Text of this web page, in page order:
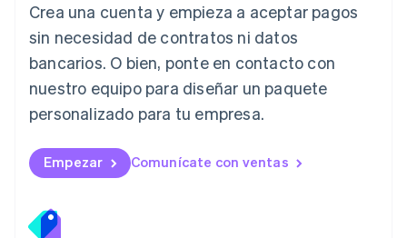
Crea una cuenta y empieza a aceptar pagos
sin necesidad de contratos ni datos
bancarios. O bien, ponte en contacto con
nuestro equipo para diseñar un paquete
personalizado para tu empresa.
Empezar Comunícate con ventas
Deutsch English
Lituania
English
Luxemburgo
FrançaisDeutsch English
English 简体中文
English
México
Noruega
English